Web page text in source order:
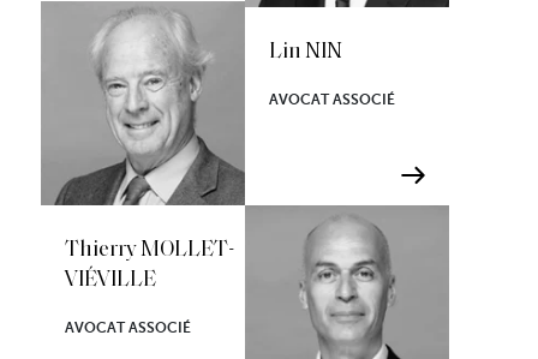
Lin NIN
AVOCAT ASSOCIÉ
Thierry MOLLET-
VIÉVILLE
AVOCAT ASSOCIÉ